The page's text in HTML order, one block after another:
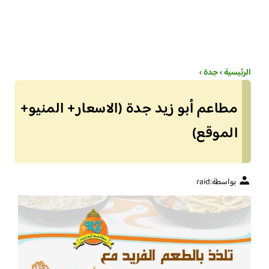
الرئيسية›جدة›
مطاعم أبو زيد جدة (الاسعار+ المنيو+
الموقع)
بواسطة:raid